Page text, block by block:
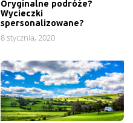
Oryginalne podróże?
Wycieczki
spersonalizowane?
8 stycznia, 2020